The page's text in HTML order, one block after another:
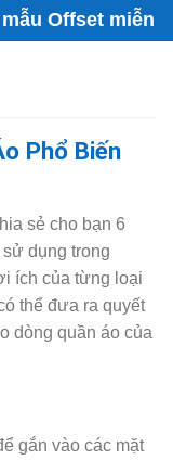
miễn phí!
Phổ Biến
sẻ cho bạn 6
dụng trong
ích của từng loại
thể đưa ra quyết
dòng quần áo của
gắn vào các mặt